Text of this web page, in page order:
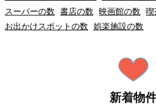
スーパーの数
書店の数 映画館の数 喫
お出かけスポットの数
娯楽施設の数
新着物